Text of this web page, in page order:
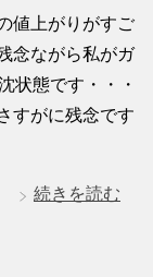
値上がりがすご
念ながら私がガ
状態です・・・
すがに残念です
続きを読む